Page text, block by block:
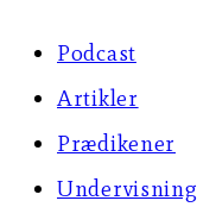
Podcast
Artikler
Prædikener
Undervisning